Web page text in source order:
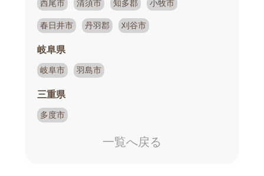
西尾市 清須市 知多郡 小牧市
春日井市 丹羽郡 刈谷市
岐阜県
岐阜市 羽島市
三重県
多度市
一覧へ戻る